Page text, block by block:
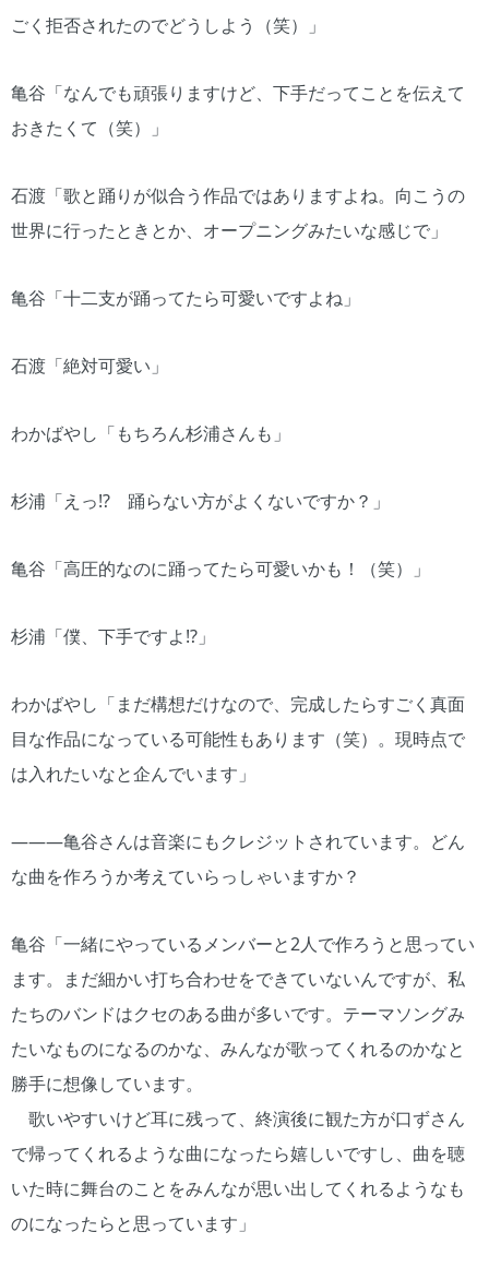
ごく拒否されたのでどうしよう（笑）」
亀谷「なんでも頑張りますけど、下手だってことを伝えて
おきたくて（笑）」
石渡「歌と踊りが似合う作品ではありますよね。向こうの
世界に行ったときとか、オープニングみたいな感じで」
亀谷「十二支が踊ってたら可愛いですよね」
石渡「絶対可愛い」
わかばやし「もちろん杉浦さんも」
杉浦「えっ!? 踊らない方がよくないですか？」
亀谷「高圧的なのに踊ってたら可愛いかも！（笑）」
杉浦「僕、下手ですよ!?」
わかばやし「まだ構想だけなので、完成したらすごく真面
目な作品になっている可能性もあります（笑）。現時点で
は入れたいなと企んでいます」
―――亀谷さんは音楽にもクレジットされています。どん
な曲を作ろうか考えていらっしゃいますか？
亀谷「一緒にやっているメンバーと2人で作ろうと思ってい
ます。まだ細かい打ち合わせをできていないんですが、私
たちのバンドはクセのある曲が多いです。テーマソングみ
たいなものになるのかな、みんなが歌ってくれるのかなと
勝手に想像しています。
歌いやすいけど耳に残って、終演後に観た方が口ずさん
で帰ってくれるような曲になったら嬉しいですし、曲を聴
いた時に舞台のことをみんなが思い出してくれるようなも
のになったらと思っています」